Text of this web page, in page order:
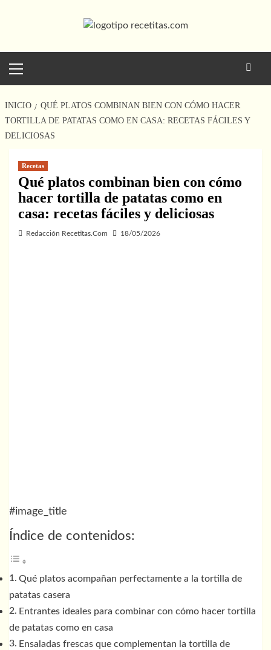
principal
INICIO
QUÉ PLATOS COMBINAN BIEN CON CÓMO HACER
TORTILLA DE PATATAS COMO EN CASA: RECETAS FÁCILES Y
DELICIOSAS
Recetas
Qué platos combinan bien con cómo
hacer tortilla de patatas como en
casa: recetas fáciles y deliciosas
Redacción Recetitas.Com 18/05/2026
#image_title
Índice de contenidos:
Qué platos acompañan perfectamente a la tortilla de
patatas casera
Entrantes ideales para combinar con cómo hacer tortilla
de patatas como en casa
Ensaladas frescas que complementan la tortilla de